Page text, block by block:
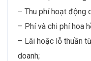
– Thu phí hoạt động
– Phí và chi phí hoa
– Lãi hoặc lỗ thuần
doanh;